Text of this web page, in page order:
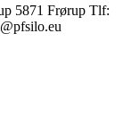
5871 Frørup Tlf: